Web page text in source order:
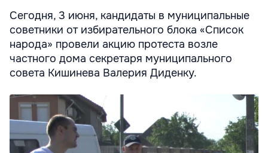
Сегодня, 3 июня, кандидаты в муниципальные
советники от избирательного блока «Список
народа» провели акцию протеста возле
частного дома секретаря муниципального
совета Кишинева Валерия Диденку.